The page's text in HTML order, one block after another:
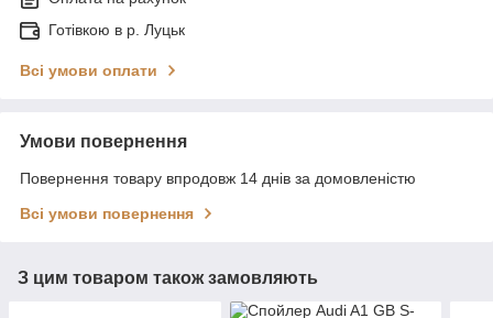
Готівкою в р. Луцьк
Всі умови оплати
Умови повернення
Повернення товару впродовж 14 днів за домовленістю
Всі умови повернення
З цим товаром також замовляють